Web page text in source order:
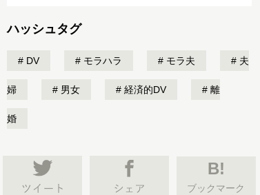
ハッシュタグ
DV モラハラ モラ夫 夫
婦 男女 経済的DV 離
婚
B!
ブックマーク